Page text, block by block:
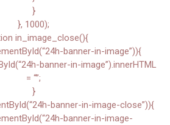
}
}, 1000);
in_image_close(){
banner-in-image”)){
banner-in-image”).innerHTML
= “”;
}
banner-in-image-close”)){
banner-in-image-